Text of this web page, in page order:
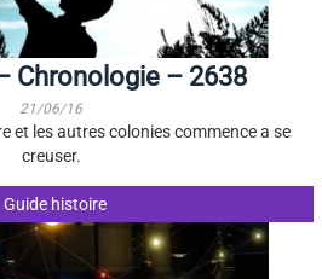
Chronologie – 2638
21/06/16
et les autres colonies commence a se
creuser.
Guide histoire